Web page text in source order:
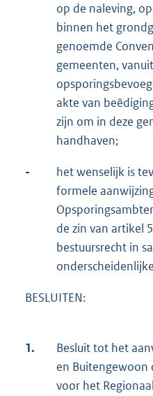
op de naleving,
binnen het
genoemde
gemeenten,
akte van
zijn om in deze
handhaven;
-
het wenselijk is
formele
de zin van artikel
bestuursrecht in
BESLUITEN:
1.
Besluit tot het
en
voor het